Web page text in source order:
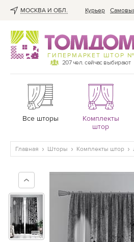
МОСКВА И ОБЛ. Курьер
ГИПЕРМАРКЕТ ШТОР
207чел. сейчас выбирают
Все шторы
Комплекты
штор
Главная Шторы Комплекты штор